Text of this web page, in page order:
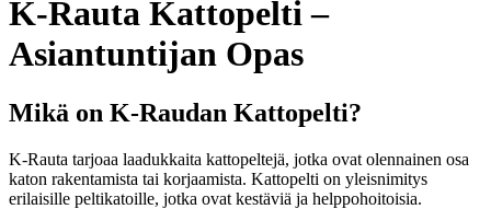
K-Rauta Kattopelti –
Asiantuntijan Opas
Mikä on K-Raudan Kattopelti?
K-Rauta tarjoaa laadukkaita kattopeltejä, jotka ovat olennainen osa
katon rakentamista tai korjaamista. Kattopelti on yleisnimitys
erilaisille peltikatoille, jotka ovat kestäviä ja helppohoitoisia.